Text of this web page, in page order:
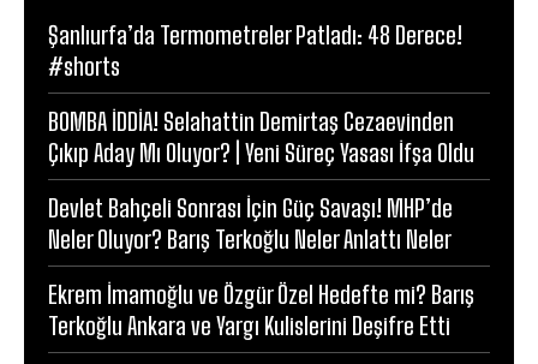
Şanlıurfa’da Termometreler Patladı: 48 Derece!
#shorts
BOMBA İDDİA! Selahattin Demirtaş Cezaevinden
Çıkıp Aday Mı Oluyor? | Yeni Süreç Yasası İfşa Oldu
Devlet Bahçeli Sonrası İçin Güç Savaşı! MHP’de
Neler Oluyor? Barış Terkoğlu Neler Anlattı Neler
Ekrem İmamoğlu ve Özgür Özel Hedefte mi? Barış
Terkoğlu Ankara ve Yargı Kulislerini Deşifre Etti